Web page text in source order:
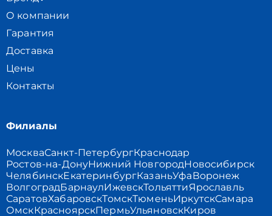
О компании
Гарантия
Доставка
Цены
Контакты
Филиалы
МоскваСанкт-ПетербургКраснодар
Ростов-на-ДонуНижний НовгородНовосибирск
ЧелябинскЕкатеринбургКазаньУфаВоронеж
ВолгоградБарнаулИжевскТольяттиЯрославль
СаратовХабаровскТомскТюменьИркутскСамара
ОмскКрасноярскПермьУльяновскКиров